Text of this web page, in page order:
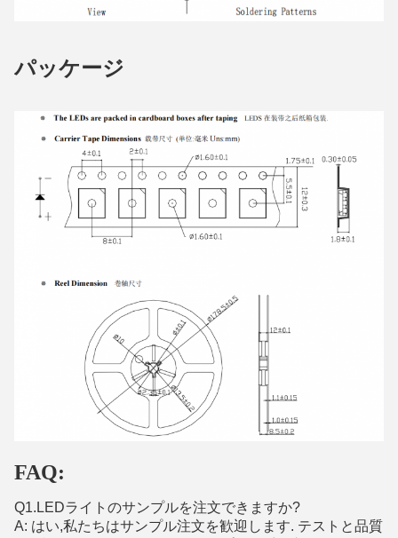
パッケージ
FAQ:
Q1.LEDライトのサンプルを注文できますか?
A: はい,私たちはサンプル注文を歓迎します. テストと品質